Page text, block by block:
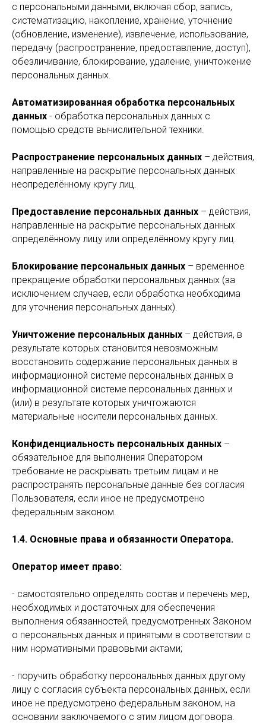
с персональными данными, включая сбор, запись,
систематизацию, накопление, хранение, уточнение
(обновление, изменение), извлечение, использование,
передачу (распространение, предоставление, доступ),
обезличивание, блокирование, удаление, уничтожение
персональных данных.
Автоматизированная обработка персональных
данных - обработка персональных данных с
помощью средств вычислительной техники.
Распространение персональных данных – действия,
направленные на раскрытие персональных данных
неопределённому кругу лиц.
Предоставление персональных данных – действия,
направленные на раскрытие персональных данных
определённому лицу или определённому кругу лиц.
Блокирование персональных данных – временное
прекращение обработки персональных данных (за
исключением случаев, если обработка необходима
для уточнения персональных данных).
Уничтожение персональных данных – действия, в
результате которых становится невозможным
восстановить содержание персональных данных в
информационной системе персональных данных в
информационной системе персональных данных и
(или) в результате которых уничтожаются
материальные носители персональных данных.
Конфиденциальность персональных данных –
обязательное для выполнения Оператором
требование не раскрывать третьим лицам и не
распространять персональные данные без согласия
Пользователя, если иное не предусмотрено
федеральным законом.
1.4. Основные права и обязанности Оператора.
Оператор имеет право:
- самостоятельно определять состав и перечень мер,
необходимых и достаточных для обеспечения
выполнения обязанностей, предусмотренных Законом
о персональных данных и принятыми в соответствии с
ним нормативными правовыми актами;
- поручить обработку персональных данных другому
лицу с согласия субъекта персональных данных, если
иное не предусмотрено федеральным законом, на
основании заключаемого с этим лицом договора.